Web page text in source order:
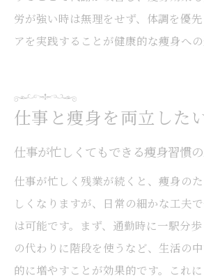
労が強い時は無理をせず、体調を優
アを実践することが健康的な痩身への
仕事と痩身を両立した
仕事が忙しくてもできる痩身習慣
仕事が忙しく残業が続くと、痩身の
しくなりますが、日常の細かな工夫
は可能です。まず、通勤時に一駅分
の代わりに階段を使うなど、生活の
的に増やすことが効果的です。これ